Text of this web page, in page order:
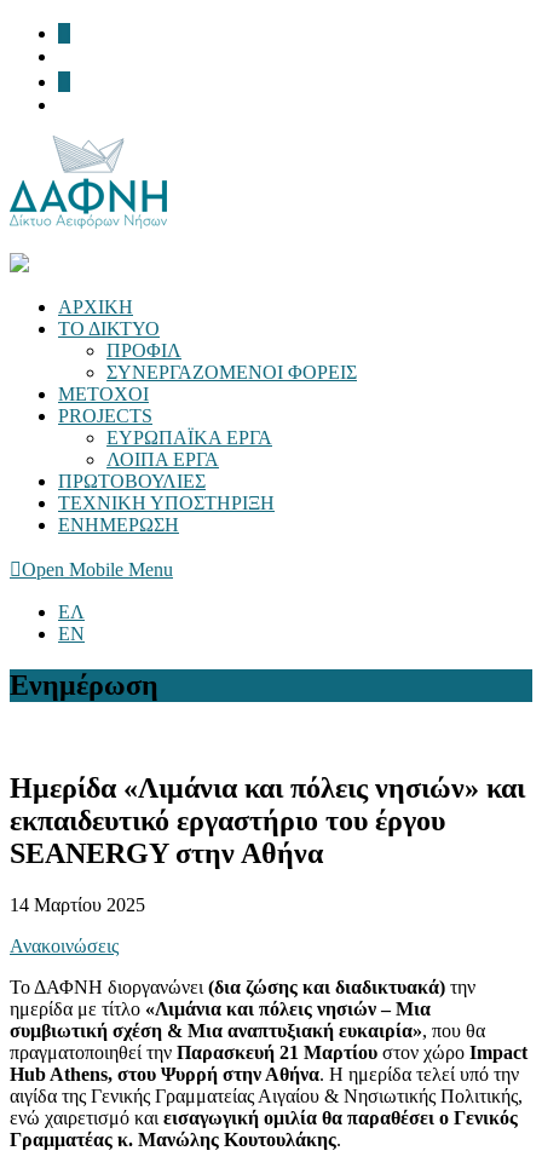
ΑΡΧΙΚΗ
ΤΟ ΔΙΚΤΥΟ
ΠΡΟΦΙΛ
ΣΥΝΕΡΓΑΖΟΜΕΝΟΙ ΦΟΡΕΙΣ
ΜΕΤΟΧΟΙ
PROJECTS
ΕΥΡΩΠΑΪΚΑ ΕΡΓΑ
ΛΟΙΠΑ ΕΡΓΑ
ΠΡΩΤΟΒΟΥΛΙΕΣ
ΤΕΧΝΙΚΗ ΥΠΟΣΤΗΡΙΞΗ
ΕΝΗΜΕΡΩΣΗ
Open Mobile Menu
ΕΛ
EN
Ενημέρωση
Hμερίδα «Λιμάνια και πόλεις νησιών» και
εκπαιδευτικό εργαστήριο του έργου
SEANERGY στην Αθήνα
14 Μαρτίου 2025
Ανακοινώσεις
Το ΔΑΦΝΗ διοργανώνει (δια ζώσης και διαδικτυακά) την
ημερίδα με τίτλο «Λιμάνια και πόλεις νησιών – Μια
συμβιωτική σχέση & Μια αναπτυξιακή ευκαιρία», που θα
πραγματοποιηθεί την Παρασκευή 21 Μαρτίου στον χώρο Impact
Hub Athens, στου Ψυρρή στην Αθήνα. Η ημερίδα τελεί υπό την
αιγίδα της Γενικής Γραμματείας Αιγαίου & Νησιωτικής Πολιτικής,
ενώ χαιρετισμό και εισαγωγική ομιλία θα παραθέσει ο Γενικός
Γραμματέας κ. Μανώλης Κουτουλάκης.